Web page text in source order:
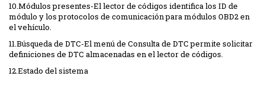
10.Módulos presentes-El lector de códigos identifica los ID de
módulo y los protocolos de comunicación para módulos OBD2 en
el vehículo.
11.Búsqueda de DTC-El menú de Consulta de DTC permite solicitar
definiciones de DTC almacenadas en el lector de códigos.
12.Estado del sistema